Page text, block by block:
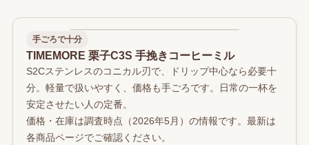
手ごろで十分
TIMEMORE 栗子C3S 手挽きコーヒーミル
S2Cステンレスのコニカル刃で、ドリップ中心なら必要十
分。軽量で扱いやすく、価格も手ごろです。日常の一杯を
安定させたい人の定番。
価格・在庫は調査時点（2026年5月）の情報です。最新は
各商品ページでご確認ください。